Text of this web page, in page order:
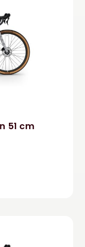
51 cm